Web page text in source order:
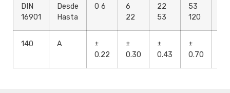
DIN
16901
Desde
Hasta
0 6
6
22
22
53
53
120
140 A
±
0.22
±
0.30
±
0.43
±
0.70